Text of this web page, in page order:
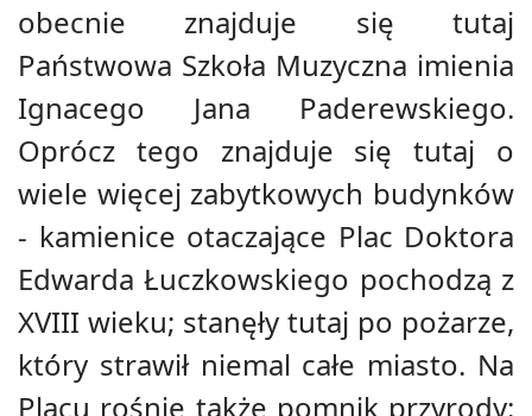
obecnie znajduje się tutaj
Państwowa Szkoła Muzyczna imienia
Ignacego Jana Paderewskiego.
Oprócz tego znajduje się tutaj o
wiele więcej zabytkowych budynków
- kamienice otaczające Plac Doktora
Edwarda Łuczkowskiego pochodzą z
XVIII wieku; stanęły tutaj po pożarze,
który strawił niemal całe miasto. Na
Placu rośnie także pomnik przyrody: